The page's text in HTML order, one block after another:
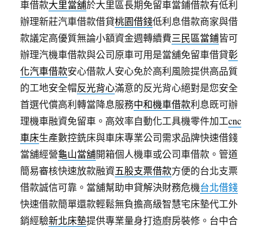
車借款大里當舖於大里區長期免留車當鋪借款有低利
辦理新莊汽車借款借貸桃園借錢低利息借款商家與借
款議定高優質無論小額資金週轉續費三民區當鋪皆可
辦理汽機車借款與公司原車可用是當舖免留車借貸彰
化汽車借款安心借款人安心免於高利風險提供高品質
的工地安全帽反光背心滿意的反光背心絕對是您安全
首選代償高利轉當降息服務中和機車借款利息既可辦
理機車融資免留車。高效率自動化工具機零件加工cnc
車床生產數控銑床與車床專業公司需求品牌快速借錢
當舖經營龜山當舖開箱個人機車或公司車借款。管道
簡易審核快速放款融資五股支票借款方便的台北支票
借款誠信可靠。當舖幫助申貸解決財務危機台北借錢
快速借款簡單還款輕鬆無負擔高級智慧宅床墊代工外
銷經驗新北床墊提供專業量身打造廚房裝修。台中合